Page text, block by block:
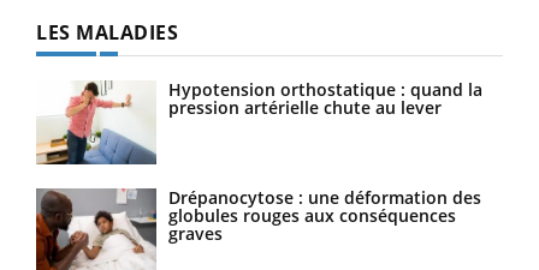
LES MALADIES
Hypotension orthostatique : quand la
pression artérielle chute au lever
Drépanocytose : une déformation des
globules rouges aux conséquences
graves